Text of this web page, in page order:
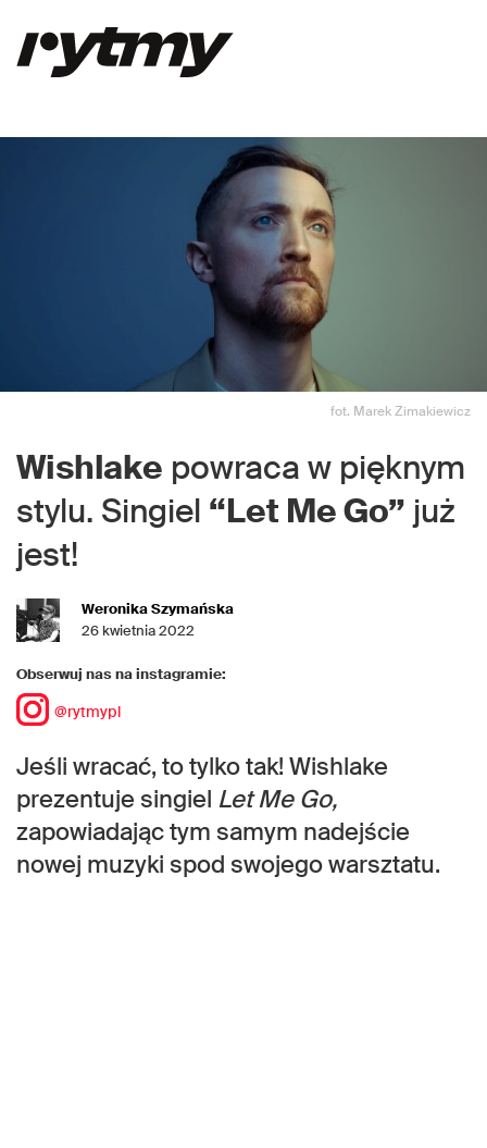
fot. Marek Zimakiewicz
Wishlake powraca w pięknym
stylu. Singiel “Let Me Go” już
jest!
Weronika Szymańska
26 kwietnia 2022
Obserwuj nas na instagramie:
@rytmypl
Jeśli wracać, to tylko tak! Wishlake
prezentuje singiel Let Me Go,
zapowiadając tym samym nadejście
nowej muzyki spod swojego warsztatu.